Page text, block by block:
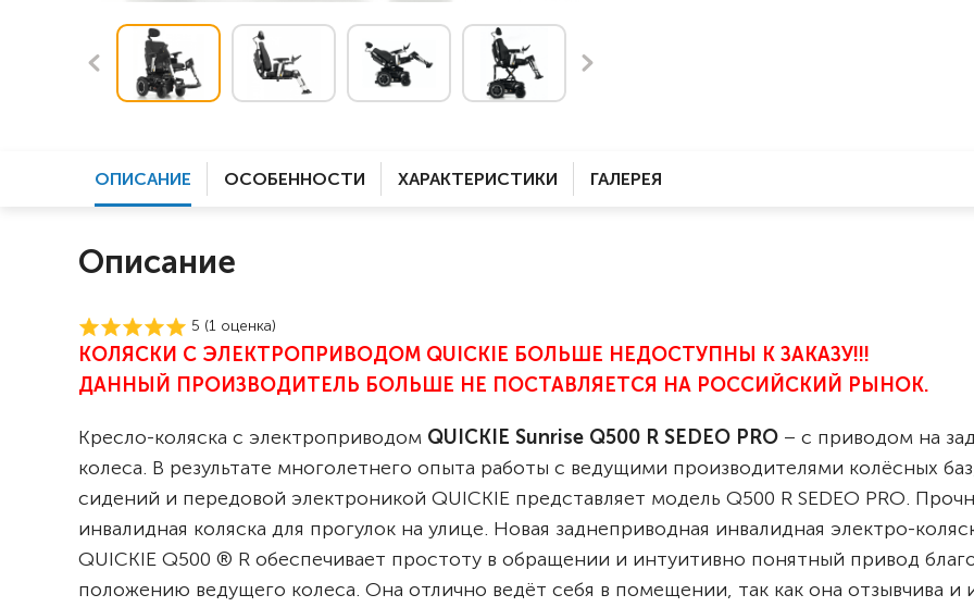
электроприводом
Скутеры
Оборудование с туалетом
колясок
Вертикализаторы
Кровати для дома
Ванна для инвалидов
Кислородное оборудование
Для бассейна
Для ванны
Для дома
ОПИСАНИЕ ОСОБЕННОСТИ ХАРАКТЕРИСТИКИ ГАЛЕРЕЯ
Описание
5 (1 оценка)
КОЛЯСКИ С ЭЛЕКТРОПРИВОДОМ QUICKIE БОЛЬШЕ НЕДОСТУПНЫ К ЗАКАЗУ!!!
ДАННЫЙ ПРОИЗВОДИТЕЛЬ БОЛЬШЕ НЕ ПОСТАВЛЯЕТСЯ НА РОССИЙСКИЙ РЫНОК.
Кресло-коляска с электроприводом QUICKIE Sunrise Q500 R SEDEO PRO – с приводом на
колеса. В результате многолетнего опыта работы с ведущими производителями колёсных
сидений и передовой электроникой QUICKIE представляет модель Q500 R SEDEO PRO.
инвалидная коляска для прогулок на улице. Новая заднеприводная инвалидная электро-
QUICKIE Q500 ® R обеспечивает простоту в обращении и интуитивно понятный привод
положению ведущего колеса. Она отлично ведёт себя в помещении, так как она отзывчива и